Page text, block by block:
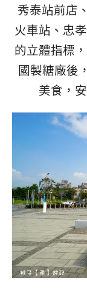
秀泰站前店
火車站、忠
的立體指標
國製糖廠後
美食，